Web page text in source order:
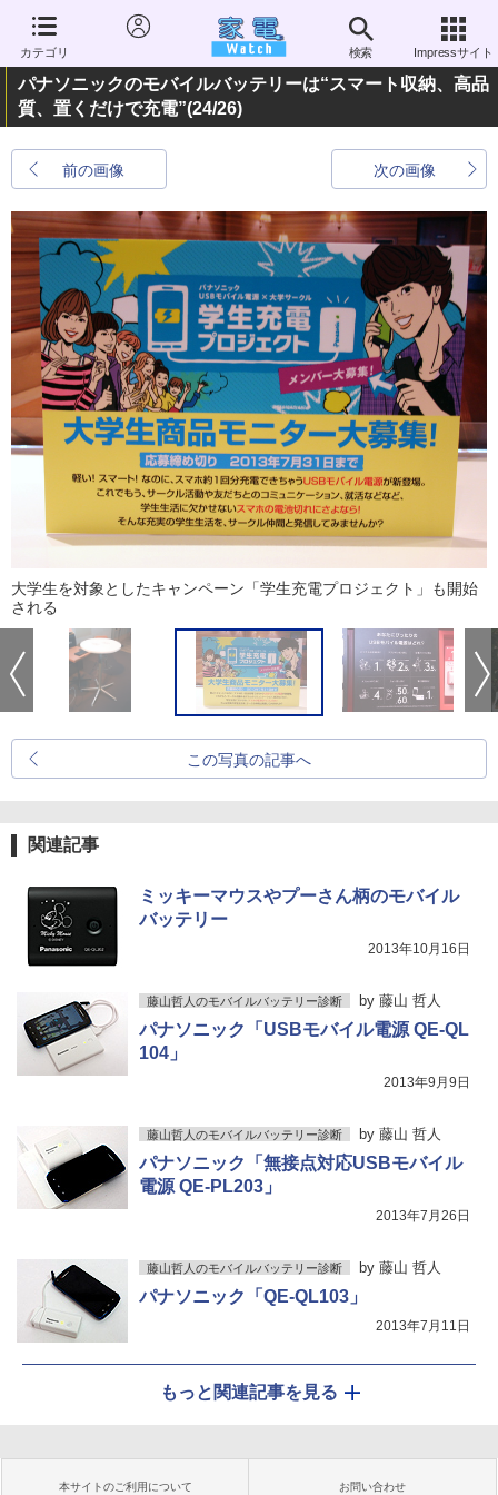
カテゴリ 検索 Impressサイト
パナソニックのモバイルバッテリーは“スマート収納、高品
質、置くだけで充電”(24/26)
前の画像 次の画像
大学生を対象としたキャンペーン「学生充電プロジェクト」も開始
される
この写真の記事へ
関連記事
ミッキーマウスやプーさん柄のモバイル
バッテリー
2013年10月16日
藤山哲人のモバイルバッテリー診断 by 藤山 哲人
パナソニック「USBモバイル電源 QE-QL
104」
2013年9月9日
藤山哲人のモバイルバッテリー診断 by 藤山 哲人
パナソニック「無接点対応USBモバイル
電源 QE-PL203」
2013年7月26日
藤山哲人のモバイルバッテリー診断 by 藤山 哲人
パナソニック「QE-QL103」
2013年7月11日
もっと関連記事を見る
本サイトのご利用について お問い合わせ